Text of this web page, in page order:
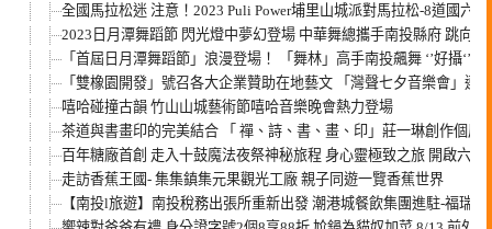
全國馬拉松迷 注意！2023 Puli Power埔里山城派對馬拉松-8道國六
2023日月潭舞蹈節 閃光燈中夢幻登場 中華舞總攜手南投縣府 跳向全
「首屆日月潭舞蹈節」浪漫登場！ 「舞林」高手南投飆舞 ‘’好攝‘’
「雙橡園開發」號召各大企業贊助在地藝文 「灣聲七夕音樂會」連
嘻哈碰撞古韻 竹山山城藝術節嘻哈音樂晚會熱力登場
茶道與書畫印的完美結合 「 禪、詩、書、畫、印」莊一琳創作個
百年糖廠首創 走入十鼓魔法夜祭神秘旅程 身心靈極致之旅 開啟六感
走訪香蕉王國- 集集鎮集元果觀光工廠 親子同遊一覽香蕉世界
【南投l旅遊】南投稅務出張所重新出發 潮港城餐飲集團進駐-福瑞